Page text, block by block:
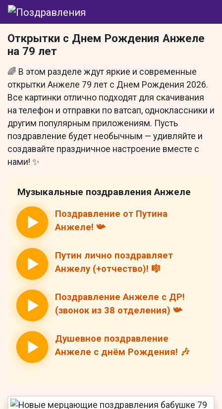
Открытки с Днем Рождения Анжеле
на 79 лет
🌈 В этом разделе ждут яркие и современные
открытки Анжеле 79 лет с Днем Рождения 2026.
Все картинки отлично подходят для скачивания
на телефон и отправки по ватсап, одноклассники и
другим популярным приложениям. Пусть
поздравление будет необычным — удивляйте и
создавайте праздничное настроение вместе с
нами! ✨
Музыкальные поздравления Анжеле
Поздравление от Путина
Анжеле! 📯
Путин лично поздравляет
Анжелу (+отчество)! 🎼
Поздравление Анжеле с ДР!
(звонок из 38 отделения) 📯
Душевное поздравление
Анжеле с днём Рождения! 🎶